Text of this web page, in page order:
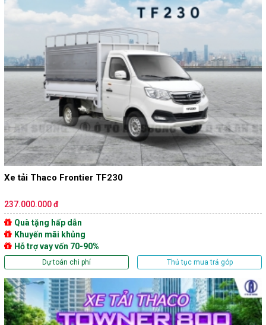
Xe tải Thaco Frontier TF230
237.000.000 đ
Quà tặng hấp dẫn
Khuyến mãi khủng
Hỗ trợ vay vốn 70-90%
Dự toán chi phí Thủ tục mua trả góp